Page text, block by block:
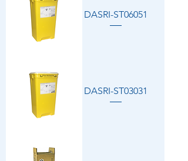
DASRI-ST06051
DASRI-ST03031